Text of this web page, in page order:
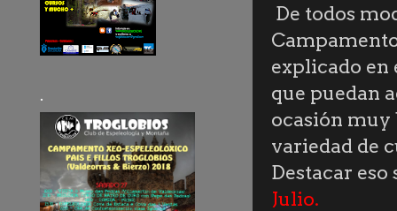
De todos
explicado en
que puedan
ocasión muy
variedad de
Destacar
Julio.
.